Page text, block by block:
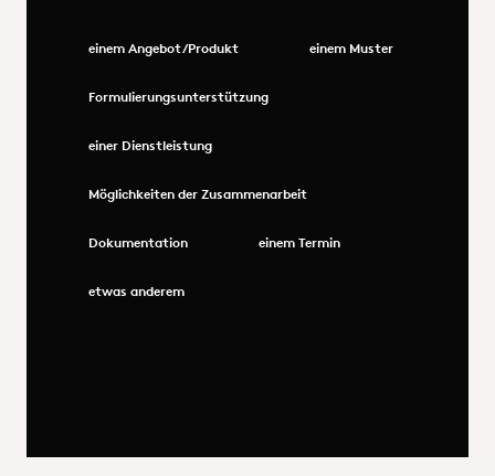
einem Angebot/Produkt einem Muster
Formulierungsunterstützung
einer Dienstleistung
Möglichkeiten der Zusammenarbeit
Dokumentation einem Termin
etwas anderem